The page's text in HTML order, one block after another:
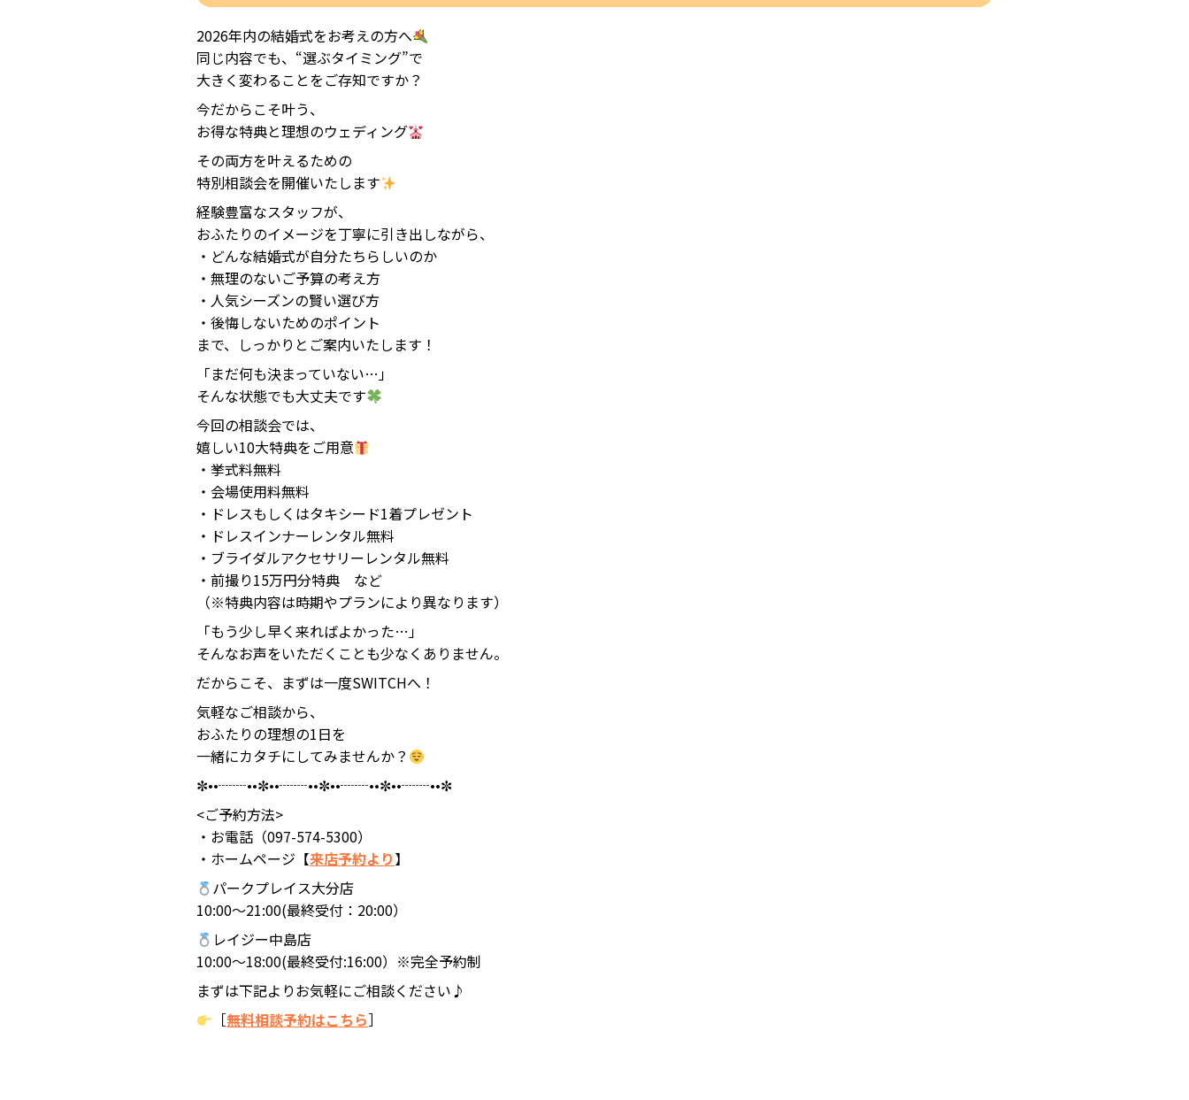
2026年内の結婚式をお考えの方へ
同じ内容でも、“選ぶタイミング”で
大きく変わることをご存知ですか？
今だからこそ叶う、
お得な特典と理想のウェディング
その両方を叶えるための
特別相談会を開催いたします
経験豊富なスタッフが、
おふたりのイメージを丁寧に引き出しながら、
・どんな結婚式が自分たちらしいのか
・無理のないご予算の考え方
・人気シーズンの賢い選び方
・後悔しないためのポイント
まで、しっかりとご案内いたします！
「まだ何も決まっていない…」
そんな状態でも大丈夫です
今回の相談会では、
嬉しい10大特典をご用意
・挙式料無料
・会場使用料無料
・ドレスもしくはタキシード1着プレゼント
・ドレスインナーレンタル無料
・ブライダルアクセサリーレンタル無料
・前撮り15万円分特典 など
（※特典内容は時期やプランにより異なります）
「もう少し早く来ればよかった…」
そんなお声をいただくことも少なくありません。
だからこそ、まずは一度SWITCHへ！
気軽なご相談から、
おふたりの理想の1日を
一緒にカタチにしてみませんか？
✼••┈┈••✼••┈┈••✼••┈┈••✼••┈┈••✼
<ご予約方法>
・お電話（097-574-5300）
・ホームページ【来店予約より】
パークプレイス大分店
10:00～21:00(最終受付：20:00）
レイジー中島店
10:00～18:00(最終受付:16:00）※完全予約制
まずは下記よりお気軽にご相談ください♪
［無料相談予約はこちら］